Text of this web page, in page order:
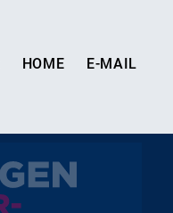
HOME E-MAIL